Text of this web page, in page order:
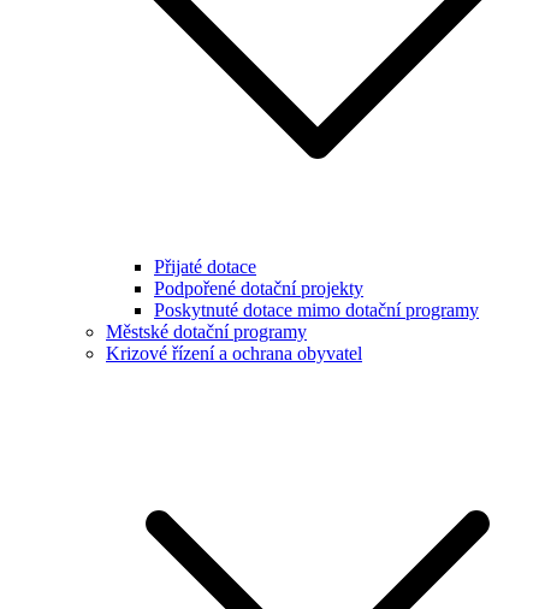
Přijaté dotace
Podpořené dotační projekty
Poskytnuté dotace mimo dotační programy
Městské dotační programy
Krizové řízení a ochrana obyvatel